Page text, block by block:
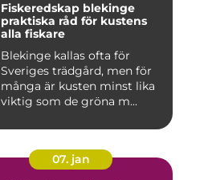
Fiskeredskap blekinge
praktiska råd för kustens
alla fiskare
Blekinge kallas ofta för
Sveriges trädgård, men för
många är kusten minst lika
viktig som de gröna m...
07. jan